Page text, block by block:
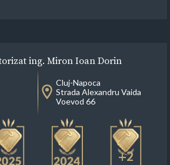
ing. Miron Ioan Dorin
Cluj-Napoca
Strada Alexandru Vaida
Voevod 66
+2